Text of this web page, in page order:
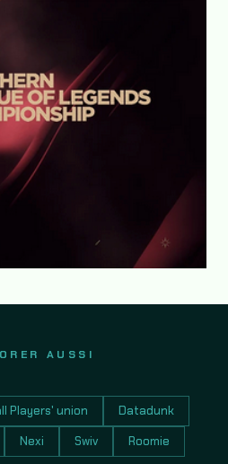
AUSSI
Players' union
Datadunk
Nexi Swiv Roomie